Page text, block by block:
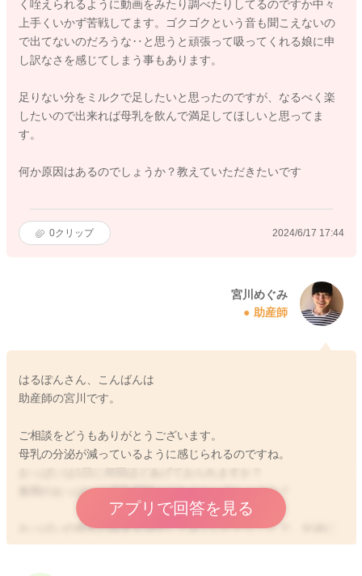
く咥えられるように動画をみたり調べたりしてるのですか中々
上手くいかず苦戦してます。ゴクゴクという音も聞こえないの
で出てないのだろうな‥と思うと頑張って吸ってくれる娘に申
し訳なさを感じてしまう事もあります。
足りない分をミルクで足したいと思ったのですが、なるべく楽
したいので出来れば母乳を飲んで満足してほしいと思ってま
す。
何か原因はあるのでしょうか？教えていただきたいです
0クリップ 2024/6/17 17:44
宮川めぐみ
助産師
はるぽんさん、こんばんは
助産師の宮川です。
ご相談をどうもありがとうございます。
母乳の分泌が減っているように感じられるのですね。
夜間のおっぱいの授乳間隔はどれぐらいでしょうか？
おっぱいの授乳の頻度を増やしてみていただくことで、分泌に
変化が見られるようになることもあると思いますよ。
アプリで回答を見る